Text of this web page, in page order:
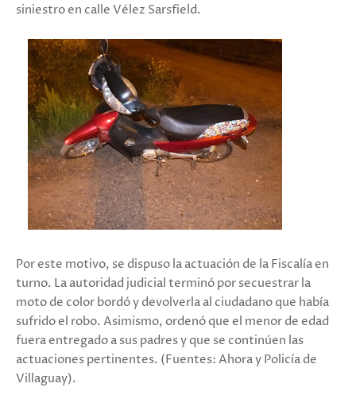
siniestro en calle Vélez Sarsfield.
Por este motivo, se dispuso la actuación de la Fiscalía en
turno. La autoridad judicial terminó por secuestrar la
moto de color bordó y devolverla al ciudadano que había
sufrido el robo. Asimismo, ordenó que el menor de edad
fuera entregado a sus padres y que se continúen las
actuaciones pertinentes. (Fuentes: Ahora y Policía de
Villaguay).